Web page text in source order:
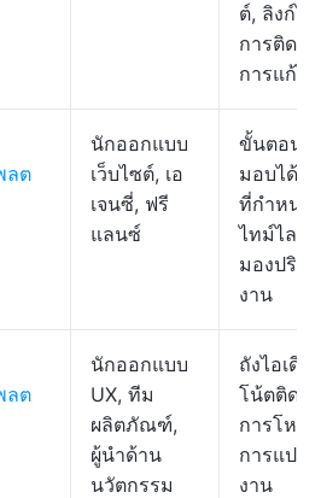
ต์, ลิงก์ไ
การติดต
การแก้ไข
ลต
นักออกแบบ
เว็บไซต์, เอ
เจนซี่, ฟรี
แลนซ์
ขั้นตอนที่
มอบได้,
ที่กำหนด
ไทม์ไลน์
มองปริม
งาน
ลต
นักออกแบบ
UX, ทีม
ผลิตภัณฑ์,
ผู้นำด้าน
นวัตกรรม
ถังไอเดีย,
โน้ตติดผ
การโหว
การแปลง
งาน